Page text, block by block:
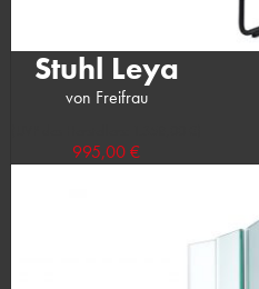
Stuhl Leya
von Freifrau
995,00 €